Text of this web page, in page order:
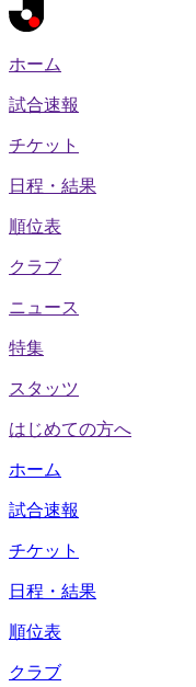
ホーム
試合速報
チケット
日程・結果
順位表
クラブ
ニュース
特集
スタッツ
はじめての方へ
ホーム
試合速報
チケット
日程・結果
順位表
クラブ